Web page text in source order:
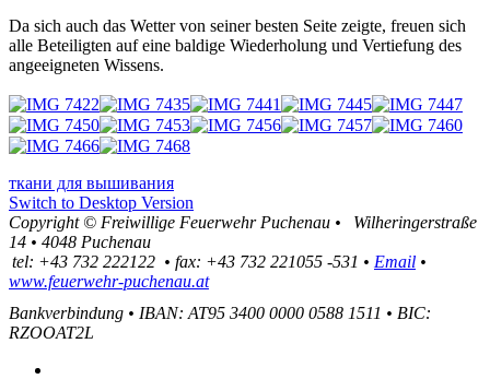
Da sich auch das Wetter von seiner besten Seite zeigte, freuen sich
alle Beteiligten auf eine baldige Wiederholung und Vertiefung des
angeeigneten Wissens.
ткани для вышивания
Switch to Desktop Version
Copyright © Freiwillige Feuerwehr Puchenau •
Wilheringerstraße
14 • 4048 Puchenau
tel: +43 732 222122 • fax: +43 732 221055 -531 • Email •
www.feuerwehr-puchenau.at
Bankverbindung • IBAN: AT95 3400 0000 0588 1511 • BIC:
RZOOAT2L